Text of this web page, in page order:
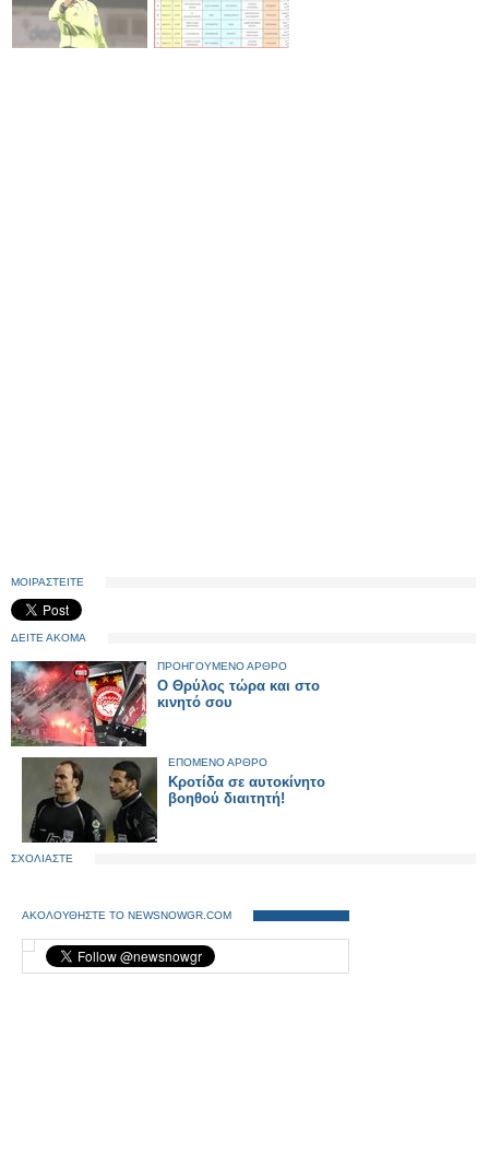
ΜΟΙΡΑΣΤΕΙΤΕ
ΔΕΙΤΕ ΑΚΟΜΑ
ΠΡΟΗΓΟΥΜΕΝΟ ΑΡΘΡΟ
Ο Θρύλος τώρα και στο
κινητό σου
ΕΠΟΜΕΝΟ ΑΡΘΡΟ
Κροτίδα σε αυτοκίνητο
βοηθού διαιτητή!
ΣΧΟΛΙΑΣΤΕ
ΑΚΟΛΟΥΘΗΣΤΕ ΤΟ NEWSNOWGR.COM